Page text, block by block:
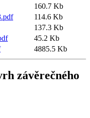
160.7 Kb
114.6 Kb
137.3 Kb
45.2 Kb
4885.5 Kb
závěrečného